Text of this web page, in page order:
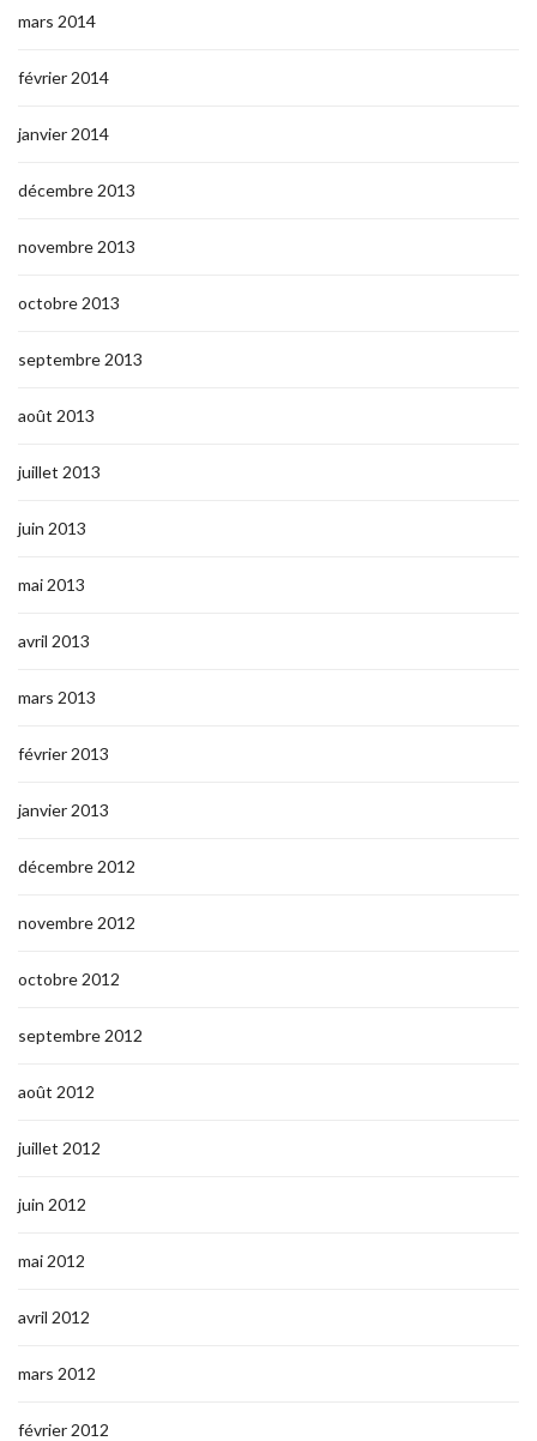
mars 2014
février 2014
janvier 2014
décembre 2013
novembre 2013
octobre 2013
septembre 2013
août 2013
juillet 2013
juin 2013
mai 2013
avril 2013
mars 2013
février 2013
janvier 2013
décembre 2012
novembre 2012
octobre 2012
septembre 2012
août 2012
juillet 2012
juin 2012
mai 2012
avril 2012
mars 2012
février 2012